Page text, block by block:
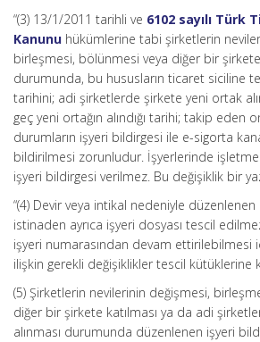
“(3) 13/1/2011 tarihli ve 6102 sayılı Türk
Kanunu hükümlerine tabi şirketlerin
birleşmesi, bölünmesi veya diğer bir şirkete
durumunda, bu hususların ticaret siciline
tarihini; adi şirketlerde şirkete yeni ortak
geç yeni ortağın alındığı tarihi; takip eden
durumların işyeri bildirgesi ile e-sigorta
bildirilmesi zorunludur. İşyerlerinde
işyeri bildirgesi verilmez. Bu değişiklik bir
“(4) Devir veya intikal nedeniyle
istinaden ayrıca işyeri dosyası tescil
işyeri numarasından devam ettirilebilmesi
ilişkin gerekli değişiklikler tescil kütüklerine
(5) Şirketlerin nevilerinin değişmesi,
diğer bir şirkete katılması ya da adi
alınması durumunda düzenlenen işyeri